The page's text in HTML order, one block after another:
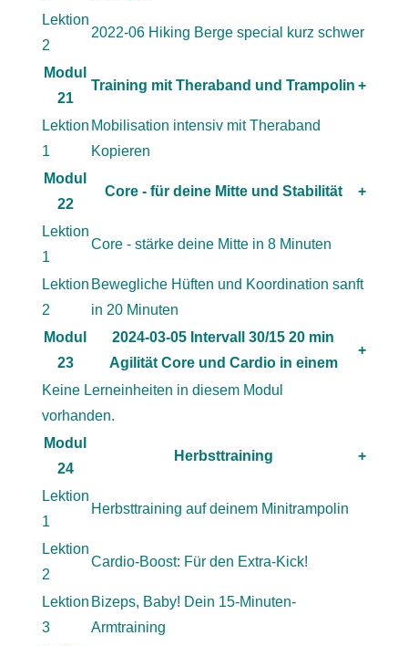
Lektion
2
2022-06 Hiking Berge special kurz schwer
Modul
21
Training mit Theraband und Trampolin +
Lektion
1
Mobilisation intensiv mit Theraband
Kopieren
Modul
22
Core - für deine Mitte und Stabilität +
Lektion
1
Core - stärke deine Mitte in 8 Minuten
Lektion
2
Bewegliche Hüften und Koordination sanft
in 20 Minuten
Modul
23
2024-03-05 Intervall 30/15 20 min
Agilität Core und Cardio in einem
+
Keine Lerneinheiten in diesem Modul
vorhanden.
Modul
24
Herbsttraining +
Lektion
1
Herbsttraining auf deinem Minitrampolin
Lektion
2
Cardio-Boost: Für den Extra-Kick!
Lektion
3
Bizeps, Baby! Dein 15-Minuten-
Armtraining